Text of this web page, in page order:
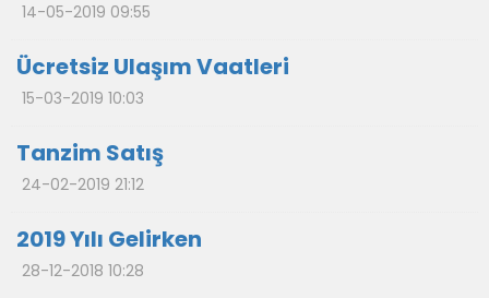
14-05-2019 09:55
Ücretsiz Ulaşım Vaatleri
15-03-2019 10:03
Tanzim Satış
24-02-2019 21:12
2019 Yılı Gelirken
28-12-2018 10:28